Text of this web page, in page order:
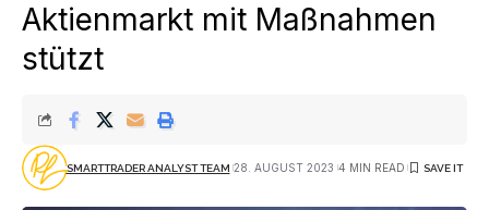
Aktienmarkt mit Maßnahmen
stützt
SMARTTRADER ANALYST TEAM 28. AUGUST 2023 4 MIN READ